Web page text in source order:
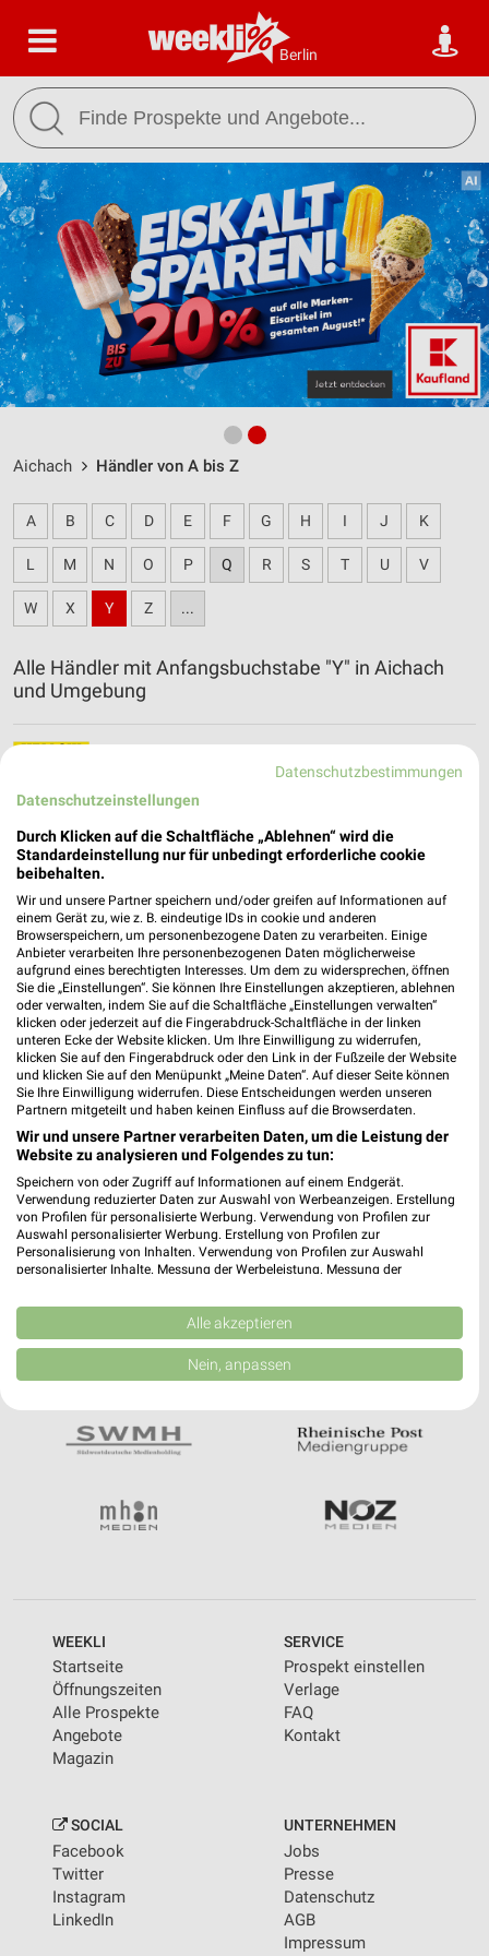
Berlin
Aichach Händler von A bis Z
A B C D E F G H I J K
L M N O P Q R S T U V
W X Y Z ...
Alle Händler mit Anfangsbuchstabe "Y" in Aichach
und Umgebung
Noch mehr Angebote in
der weekli App!
Jetzt kostenlos laden
Prospekte App für Android
Prospekte App für iOS
Kostenlos im App Store erhältlich
WEEKLI
Startseite
Öffnungszeiten
Alle Prospekte
Angebote
Magazin
SERVICE
Prospekt einstellen
Verlage
FAQ
Kontakt
SOCIAL
Facebook
Twitter
Instagram
LinkedIn
UNTERNEHMEN
Jobs
Presse
Datenschutz
AGB
Impressum
Datenschutzbestimmungen
Datenschutzeinstellungen
Durch Klicken auf die Schaltfläche „Ablehnen“ wird die
Standardeinstellung nur für unbedingt erforderliche cookie
beibehalten.
Wir und unsere Partner speichern und/oder greifen auf Informationen auf
einem Gerät zu, wie z. B. eindeutige IDs in cookie und anderen
Browserspeichern, um personenbezogene Daten zu verarbeiten. Einige
Anbieter verarbeiten Ihre personenbezogenen Daten möglicherweise
aufgrund eines berechtigten Interesses. Um dem zu widersprechen, öffnen
Sie die „Einstellungen“. Sie können Ihre Einstellungen akzeptieren, ablehnen
oder verwalten, indem Sie auf die Schaltfläche „Einstellungen verwalten“
klicken oder jederzeit auf die Fingerabdruck-Schaltfläche in der linken
unteren Ecke der Website klicken. Um Ihre Einwilligung zu widerrufen,
klicken Sie auf den Fingerabdruck oder den Link in der Fußzeile der Website
und klicken Sie auf den Menüpunkt „Meine Daten“. Auf dieser Seite können
Sie Ihre Einwilligung widerrufen. Diese Entscheidungen werden unseren
Partnern mitgeteilt und haben keinen Einfluss auf die Browserdaten.
Wir und unsere Partner verarbeiten Daten, um die Leistung der
Website zu analysieren und Folgendes zu tun:
Speichern von oder Zugriff auf Informationen auf einem Endgerät.
Verwendung reduzierter Daten zur Auswahl von Werbeanzeigen. Erstellung
von Profilen für personalisierte Werbung. Verwendung von Profilen zur
Auswahl personalisierter Werbung. Erstellung von Profilen zur
Personalisierung von Inhalten. Verwendung von Profilen zur Auswahl
personalisierter Inhalte. Messung der Werbeleistung. Messung der
Kombinationen von Daten aus verschiedenen Quellen. Entwicklung und
Verbesserung der Angebote. Verwendung reduzierter Daten zur Auswahl
von Inhalten.
Daten können außerhalb der Europäischen Union weitergegeben und in die
Website/App.
Partnerliste anzeigen (1 IAB-Anbieter)
IAB-Verarbeitungszwecke:
Speichern von oder Zugriff auf Informationen
Erstellung von Profilen für personalisierte
Werbung
Verwendung von Profilen zur Auswahl
personalisierter Werbung
Verwendung von Profilen zur Auswahl
personalisierter Inhalte
Messung der Werbeleistung
Alle akzeptieren
Nein, anpassen